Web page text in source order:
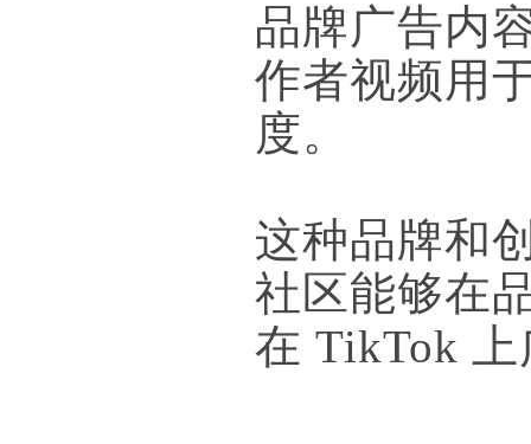
品牌广告内
作者视频用
度。
这种品牌和
社区能够在
在 TikTok